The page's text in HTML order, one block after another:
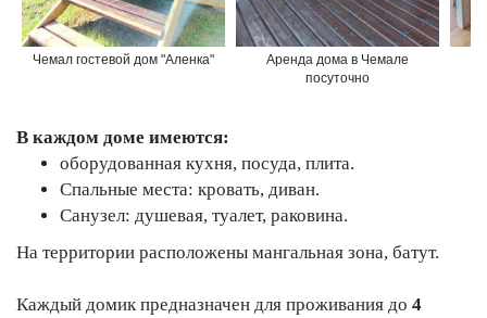
Чемал гостевой дом "Аленка"
Аренда дома в Чемале
посуточно
В каждом доме имеются:
оборудованная кухня, посуда, плита.
Спальные места: кровать, диван.
Санузел: душевая, туалет, раковина.
На территории расположены мангальная зона, батут.
Каждый домик предназначен для проживания до 4